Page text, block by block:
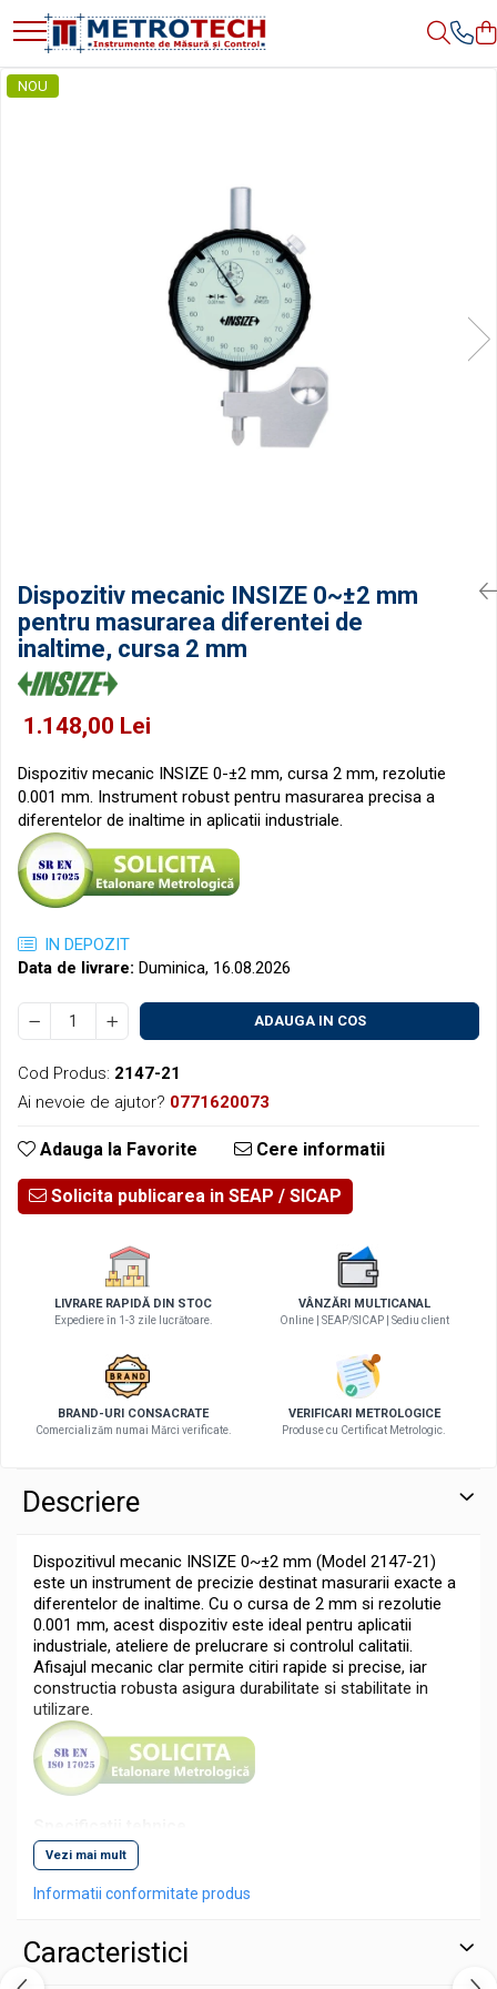
Toate Produsele
Sublere mecanice de adancime
Sublere speciale digitale
Sublere speciale mecanice
Sublere mecanice de inaltime
Micrometre mecanice
Micrometre digitale
Micrometre de interior in 2 puncte
Micrometre tubulare de interior
Micrometre de adancime
Micrometre mecanice de interior in
3 puncte
Micrometre digitale de interior in 3
puncte
Micrometre pentru caneluri
Micrometre cu varfuri ascutite
Micrometre speciale
Ceasuri comparatoare digitale
Ceasuri comparatoare mecanice
Ceasuri comparatoare digitale de
interior
Ceasuri comparatoare digitale de
Ceasuri comparatoare mecanice de
Ceasuri comparatoare cu levier
comparatoare
Aparate de masura si control
Termometre si higrometre
Multimetre digitale
Telemetre laser
Umidometre
Luxmetre
Anemometre
Durometre, rugozimetre, grosimetre
Dispozitiv mecanic INSIZE 0~±2 mm
pentru masurarea diferentei de
inaltime, cursa 2 mm
NOU
1.148,00 Lei
Dispozitiv mecanic INSIZE 0-±2 mm, cursa 2 mm, rezolutie
0.001 mm. Instrument robust pentru masurarea precisa a
diferentelor de inaltime in aplicatii industriale.
IN DEPOZIT
Data de livrare: Duminica, 16.08.2026
ADAUGA IN COS
Cod Produs: 2147-21
Ai nevoie de ajutor? 0771620073
Adauga la Favorite Cere informatii
Solicita publicarea in SEAP
LIVRARE RAPIDĂ DIN STOC
Expediere în 1-3 zile lucrătoare.
VÂNZĂRI MULTICANAL
Online | SEAP/SICAP | Sediu client
BRAND-URI CONSACRATE
Comercializăm numai Mărci verificate.
VERIFICARI METROLOGICE
Produse cu Certificat Metrologic.
Descriere
Dispozitivul mecanic INSIZE 0~±2 mm (Model 2147-21)
este un instrument de precizie destinat masurarii exacte a
diferentelor de inaltime. Cu o cursa de 2 mm si rezolutie
0.001 mm, acest dispozitiv este ideal pentru aplicatii
industriale, ateliere de prelucrare si controlul calitatii.
Afisajul mecanic clar permite citiri rapide si precise, iar
constructia robusta asigura durabilitate si stabilitate in
utilizare.
Interval de masurare: 0-±2 mm
Precizie: ±0.006 mm
Vezi mai mult
Informatii conformitate produs
Caracteristici